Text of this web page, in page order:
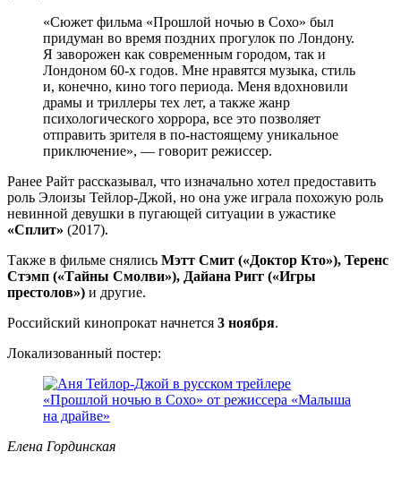
«Сюжет фильма «Прошлой ночью в Сохо» был
придуман во время поздних прогулок по Лондону.
Я заворожен как современным городом, так и
Лондоном 60-х годов. Мне нравятся музыка, стиль
и, конечно, кино того периода. Меня вдохновили
драмы и триллеры тех лет, а также жанр
психологического хоррора, все это позволяет
отправить зрителя в по-настоящему уникальное
приключение», — говорит режиссер.
Ранее Райт рассказывал, что изначально хотел предоставить
роль Элоизы Тейлор-Джой, но она уже играла похожую роль
невинной девушки в пугающей ситуации в ужастике
«Сплит» (2017).
Также в фильме снялись Мэтт Смит («Доктор Кто»), Теренс
Стэмп («Тайны Смолви»), Дайана Ригг («Игры
престолов») и другие.
Российский кинопрокат начнется 3 ноября.
Локализованный постер:
Елена Гординская